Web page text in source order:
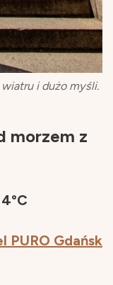
i dużo myśli.
morzem z
PURO Gdańsk